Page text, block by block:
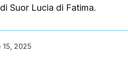
Suor Lucia di Fatima.
15, 2025